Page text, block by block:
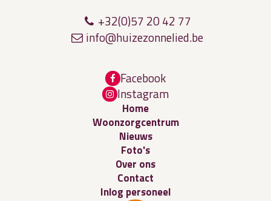
+32(0)57 20 42 77
info@huizezonnelied.be
Facebook
Instagram
Home
Woonzorgcentrum
Nieuws
Foto's
Over ons
Contact
Inlog personeel